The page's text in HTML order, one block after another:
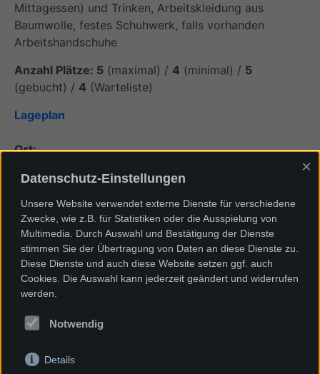
Mittagessen) und Trinken, Arbeitskleidung aus
Baumwolle, festes Schuhwerk, falls vorhanden
Arbeitshandschuhe
Anzahl Plätze: 5 (maximal) / 4 (minimal) / 5
(gebucht) / 4 (Warteliste)
Lageplan
Ort:
Konrad-Adenauer-Str. 22
79540 Lörrach
Newsletter
AGBs unserer VHS- Kurse
Anfahrtsplan
Datenschutz-Einstellungen
×
Unsere Website verwendet externe Dienste für verschiedene
Zwecke, wie z.B. für Statistiken oder die Ausspielung von
Multimedia. Durch Auswahl und Bestätigung der Dienste
stimmen Sie der Übertragung von Daten an diese Dienste zu.
Diese Dienste und auch diese Website setzen ggf. auch
Cookies. Die Auswahl kann jederzeit geändert und widerrufen
werden.
Notwendig
Details